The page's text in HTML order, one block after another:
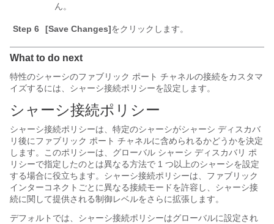
ん。
Step 6 [Save Changes]をクリックします。
What to do next
特性のシャーシのファブリック ポート チャネルの接続をカスタマ
イズするには、シャーシ接続ポリシーを設定します。
シャーシ接続ポリシー
シャーシ接続ポリシーは、特定のシャーシがシャーシ ディスカバ
リ後にファブリック ポート チャネルに含められるかどうかを決定
します。このポリシーは、グローバル シャーシ ディスカバリ ポ
リシーで指定したのとは異なる方法で 1 つ以上のシャーシを設定
する場合に役立ちます。シャーシ接続ポリシーは、ファブリック
インターコネクトごとに異なる接続モードを許容し、シャーシ接
続に関して提供される制御レベルをさらに拡張します。
デフォルトでは、シャーシ接続ポリシーはグローバルに設定され